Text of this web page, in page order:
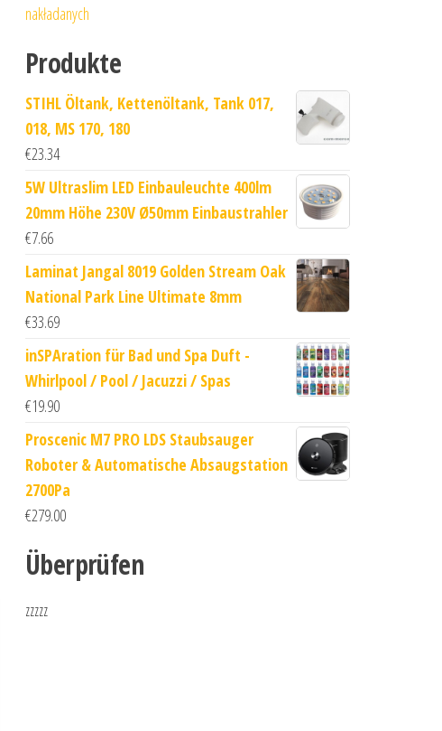
nakładanych
Produkte
STIHL Öltank, Kettenöltank, Tank 017,
018, MS 170, 180
€23.34
5W Ultraslim LED Einbauleuchte 400lm
20mm Höhe 230V Ø50mm Einbaustrahler
€7.66
Laminat Jangal 8019 Golden Stream Oak
National Park Line Ultimate 8mm
€33.69
inSPAration für Bad und Spa Duft -
Whirlpool / Pool / Jacuzzi / Spas
€19.90
Proscenic M7 PRO LDS Staubsauger
Roboter & Automatische Absaugstation
2700Pa
€279.00
Überprüfen
zzzzz